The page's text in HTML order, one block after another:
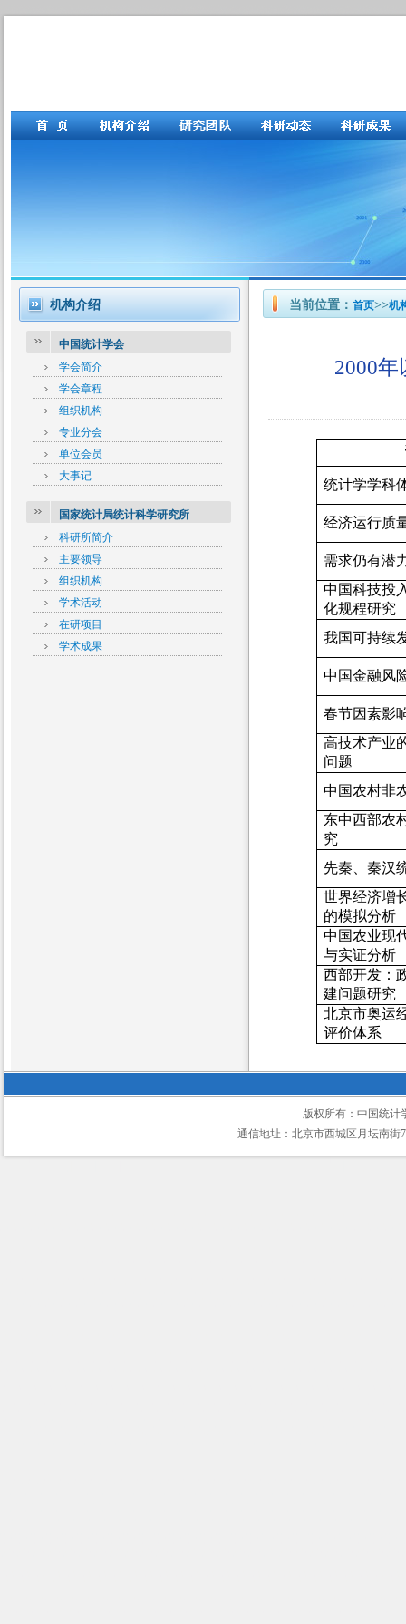
机构介绍
中国统计学会
学会简介
学会章程
组织机构
专业分会
单位会员
大事记
国家统计局统计科学研究所
科研所简介
主要领导
组织机构
学术活动
在研项目
学术成果
当前位置： 首页>>机
2000
统计学学科
经济运行质
需求仍有潜
中国科技投
化规程研究
我国可持续
中国金融风
春节因素影
高技术产业
问题
中国农村非
东中西部农
究
先秦、秦汉
世界经济增
的模拟分析
中国农业现
与实证分析
西部开发：
建问题研究
北京市奥运
评价体系
版权所有：中国统计
通信地址：北京市西城区月坛南